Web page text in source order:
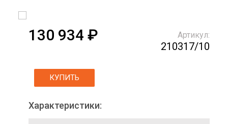
130 934 ₽ Артикул:
210317/10
КУПИТЬ
Характеристики: